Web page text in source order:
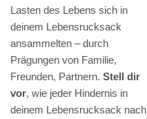
Lasten des Lebens sich in
deinem Lebensrucksack
ansammelten – durch
Prägungen von Familie,
Freunden, Partnern. Stell dir
vor, wie jeder Hindernis in
deinem Lebensrucksack nach